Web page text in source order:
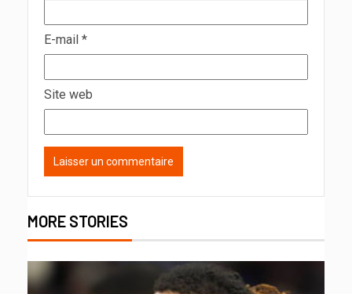
E-mail *
Site web
MORE STORIES